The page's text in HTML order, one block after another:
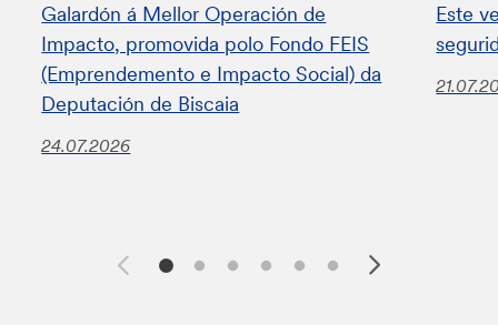
Galardón á Mellor Operación de
Impacto, promovida polo Fondo FEIS
(Emprendemento e Impacto Social) da
Deputación de Biscaia
24.07.2026
Este